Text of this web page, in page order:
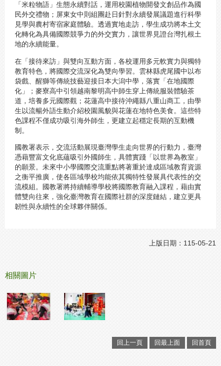
「米粒物語」生態永續對話，運用校園植物開發文創品作為國
民外交禮物；屏東女中則組團赴日針對永續發展議題進行科學
見學與農村寄宿家庭體驗。透過實地走訪，學生成功將本土文
化轉化為具備國際競爭力的外交實力，讓世界見證台灣扎根土
地的永續能量。
在「接待來訪」與雙向互動方面，各校運用多元軟實力與獨特
教育特色，將國際交流深化為雙向學習。雲林縣虎尾國中以布
袋戲、醒獅等傳統技藝迎接日本大潟中學，落實「在地國際
化」；麥寮高中引領越南黎明高中師生穿上傳統服裝體驗茶
道，培養多元國際觀；花蓮高中接待沖繩縣八重山商工，由學
生以流暢外語生動介紹校園風貌與花蓮在地特色美食。這些特
色課程不僅成功吸引海外師生，更建立起穩定長期的互動機
制。
國教署表示，交流活動展現臺灣學生走向世界的行動力，臺灣
憑藉豐富文化底蘊吸引外國師生，具體實踐「以世界為教室」
的願景。未來中小學國際交流重點將著重於達成區域教育資源
之衡平推廣，使各區域學校均能依其獨特性發展具代表性的交
流模組。國教署將持續輔導學校將國際教育融入課程，藉由實
體雙向往來，強化臺灣教育在國際社群的深度鏈結，建立更具
韌性與永續性的全球夥伴關係。
上版日期：115-05-21
相關圖片
回上一頁 回最上面 回首頁